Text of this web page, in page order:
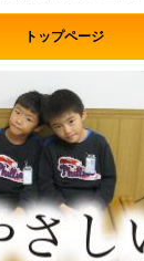
トップページ